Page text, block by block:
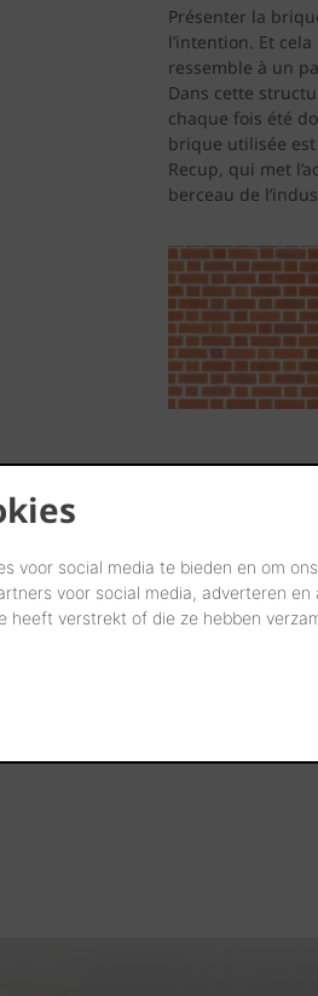
voor social media te bieden en om
voor social media, adverteren en
verstrekt of die ze hebben
Présenter la
l’intention. Et
ressemble à un
Dans cette
chaque fois été
brique utilisée
Recup, qui met
berceau de